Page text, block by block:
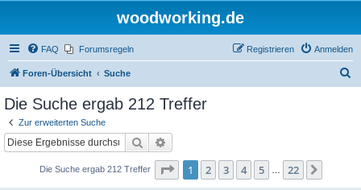
woodworking.de
FAQ Forumsregeln Anmelden
Registrieren
Foren-Übersicht Suche
Die Suche ergab 212 Treffer
Zur erweiterten Suche
Suche
Die Suche ergab 212 Treffer Seite 1von 22
1 2 3 4 5 22